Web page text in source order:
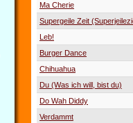
Ma Cherie
Supergeile Zeit
Leb!
Burger Dance
Chihuahua
Du (Was ich will, bist du)
Do Wah Diddy
Verdammt